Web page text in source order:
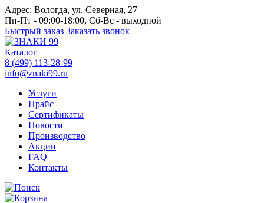
Адрес: Вологда, ул. Северная, 27
Пн-Пт - 09:00-18:00, Сб-Вс - выходной
Быстрый заказ Заказать звонок
Каталог
8 (499) 113-28-99
info@znaki99.ru
Услуги
Прайс
Сертификаты
Новости
Производство
Акции
FAQ
Контакты